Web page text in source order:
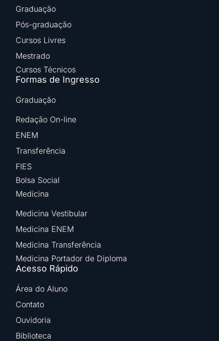
Graduação
Pós-graduação
Cursos Livres
Mestrado
Cursos Técnicos
Formas de Ingresso
Graduação
Redação On-line
ENEM
Transferência
FIES
Bolsa Social
Medicina
Medicina Vestibular
Medicina ENEM
Medicina Transferência
Medicina Portador de Diploma
Acesso Rápido
Área do Aluno
Contato
Ouvidoria
Biblioteca